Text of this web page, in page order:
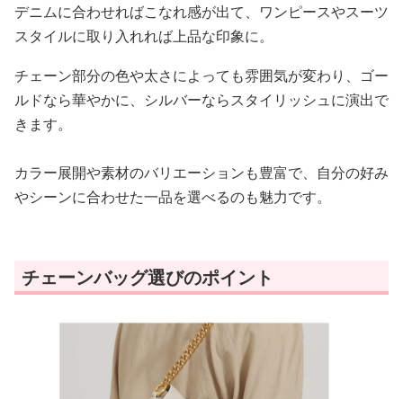
デニムに合わせればこなれ感が出て、ワンピースやスーツ
スタイルに取り入れれば上品な印象に。
チェーン部分の色や太さによっても雰囲気が変わり、ゴー
ルドなら華やかに、シルバーならスタイリッシュに演出で
きます。
カラー展開や素材のバリエーションも豊富で、自分の好み
やシーンに合わせた一品を選べるのも魅力です。
チェーンバッグ選びのポイント